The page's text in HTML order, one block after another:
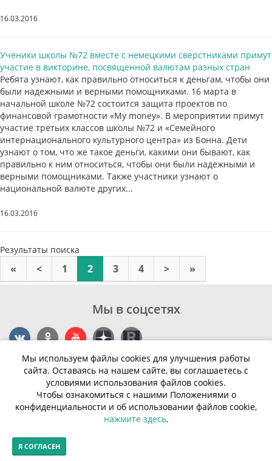
16.03.2016
Ученики школы №72 вместе с немецкими сверстниками примут
участие в викторине, посвященной валютам разных стран
Ребята узнают, как правильно относиться к деньгам, чтобы они
были надежными и верными помощниками. 16 марта в
начальной школе №72 состоится защита проектов по
финансовой грамотности «My money». В мероприятии примут
участие третьих классов школы №72 и «Семейного
интернационального культурного центра» из Бонна. Дети
узнают о том, что же такое деньги, какими они бывают, как
правильно к ним относиться, чтобы они были надежными и
верными помощниками. Также участники узнают о
национальной валюте других...
16.03.2016
Результаты поиска
« < 1 2 3 4 > »
Мы используем файлы cookies для улучшения работы
сайта. Оставаясь на нашем сайте, вы соглашаетесь с
условиями использования файлов cookies.
Чтобы ознакомиться с нашими Положениями о
конфиденциальности и об использовании файлов cookie,
нажмите здесь.
Я СОГЛАСЕН
Мы в соцсетях
Контакты
г. Калининград, ул. Эпроновская, 1
Часы работы: с 10:00 до 20:00
© Финансовая грамотность населения 2013-2026г.